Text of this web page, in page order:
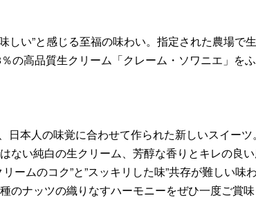
しい”と感じる至福の味わい。指定された農場で
の高品質生クリーム「クレーム・ソワニエ」を
本人の味覚に合わせて作られた新しいスイー
ない純白の生クリーム、芳醇な香りとキレの良
ームのコク”と”スッキリした味”共存が難しい
ナッツの織りなすハーモニーをぜひ一度ご賞味